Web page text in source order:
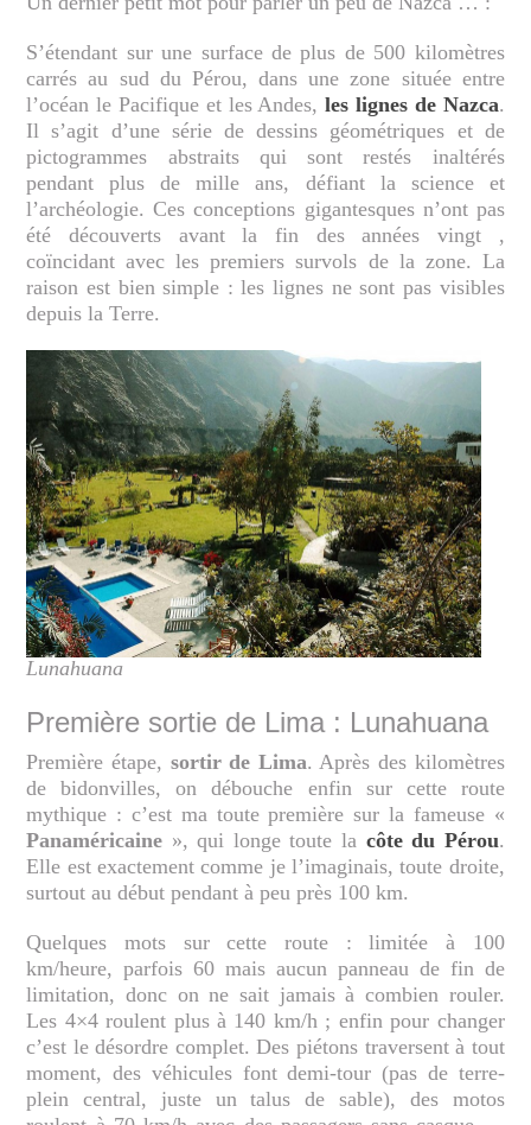
S’étendant sur une surface de plus de 500 kilomètres
carrés au sud du Pérou, dans une zone située entre
l’océan le Pacifique et les Andes,les lignes de Nazca.
Il s’agit d’une série de dessins géométriques et de
pictogrammes abstraits qui sont restés inaltérés
pendant plus de mille ans, défiant la science et
l’archéologie. Ces conceptions gigantesques n’ont pas
été découverts avant la fin des années vingt ,
coïncidant avec les premiers survols de la zone. La
raison est bien simple : les lignes ne sont pas visibles
depuis la Terre.
Lunahuana
Première sortie de Lima : Lunahuana
Première étape, sortir de Lima. Après des kilomètres
de bidonvilles, on débouche enfin sur cette route
mythique : c’est ma toute première sur la fameuse «
Panaméricaine », qui longe toute la côte du Pérou.
Elle est exactement comme je l’imaginais, toute droite,
surtout au début pendant à peu près 100 km.
Quelques mots sur cette route : limitée à 100
km/heure, parfois 60 mais aucun panneau de fin de
limitation, donc on ne sait jamais à combien rouler.
Les 4×4 roulent plus à 140 km/h ; enfin pour changer
c’est le désordre complet. Des piétons traversent à tout
moment, des véhicules font demi-tour (pas de terre-
plein central, juste un talus de sable), des motos